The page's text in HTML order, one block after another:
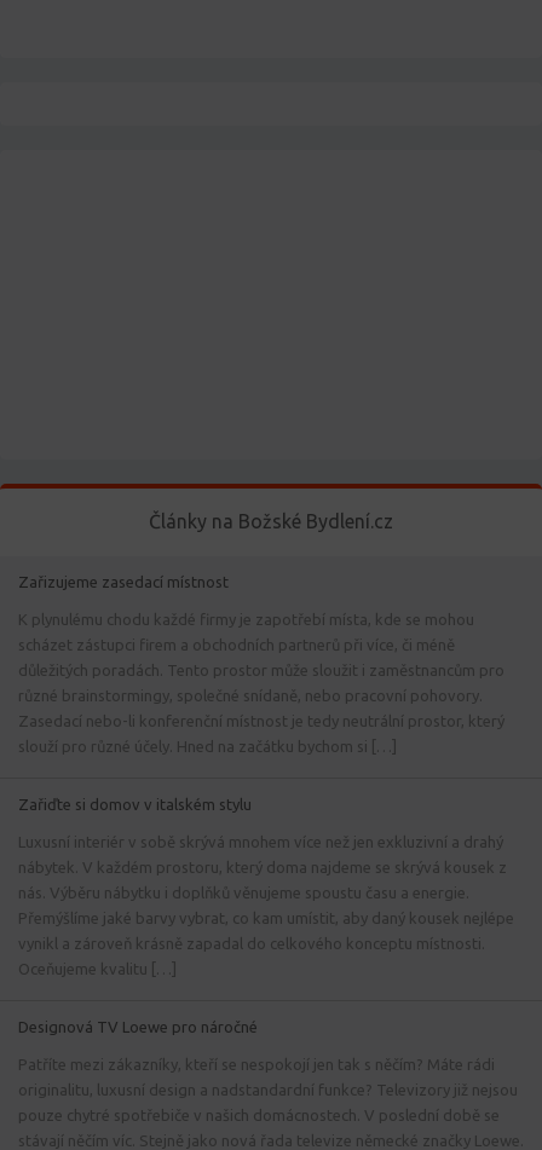
Články na Božské Bydlení.cz
Zařizujeme zasedací místnost
K plynulému chodu každé firmy je zapotřebí místa, kde se mohou
scházet zástupci firem a obchodních partnerů při více, či méně
důležitých poradách. Tento prostor může sloužit i zaměstnancům pro
různé brainstormingy, společné snídaně, nebo pracovní pohovory.
Zasedací nebo-li konferenční místnost je tedy neutrální prostor, který
slouží pro různé účely. Hned na začátku bychom si […]
Zařiďte si domov v italském stylu
Luxusní interiér v sobě skrývá mnohem více než jen exkluzivní a drahý
nábytek. V každém prostoru, který doma najdeme se skrývá kousek z
nás. Výběru nábytku i doplňků věnujeme spoustu času a energie.
Přemýšlíme jaké barvy vybrat, co kam umístit, aby daný kousek nejlépe
vynikl a zároveň krásně zapadal do celkového konceptu místnosti.
Oceňujeme kvalitu […]
Designová TV Loewe pro náročné
Patříte mezi zákazníky, kteří se nespokojí jen tak s něčím? Máte rádi
originalitu, luxusní design a nadstandardní funkce? Televizory již nejsou
pouze chytré spotřebiče v našich domácnostech. V poslední době se
stávají něčím víc. Stejně jako nová řada televize německé značky Loewe.